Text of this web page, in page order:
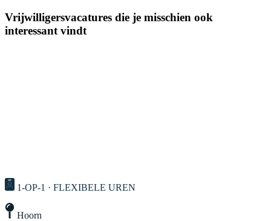
Vrijwilligersvacatures die je misschien ook
interessant vindt
1-OP-1 · FLEXIBELE UREN
Hoorn